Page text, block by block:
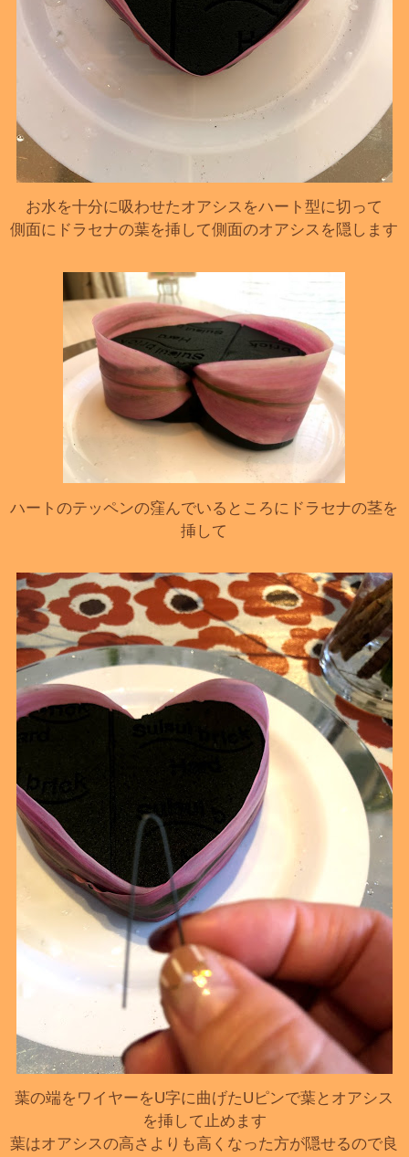
お水を十分に吸わせたオアシスをハート型に切って
側面にドラセナの葉を挿して側面のオアシスを隠します
ハートのテッペンの窪んでいるところにドラセナの茎を
挿して
葉の端をワイヤーをU字に曲げたUピンで葉とオアシス
を挿して止めます
葉はオアシスの高さよりも高くなった方が隠せるので良